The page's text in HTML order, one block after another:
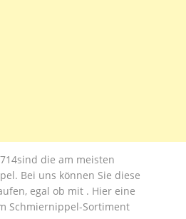
die am meisten
Bei uns können Sie diese
egal ob mit . Hier eine
Schmiernippel-Sortiment